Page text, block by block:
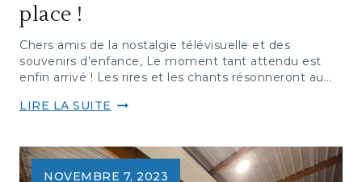
place !
Chers amis de la nostalgie télévisuelle et des
souvenirs d’enfance, Le moment tant attendu est
enfin arrivé ! Les rires et les chants résonneront au…
LIRE LA SUITE CH’TI
:
RÉSERVEZ
NOVEMBRE 7, 2023